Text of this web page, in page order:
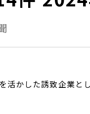
かした誘致企業と